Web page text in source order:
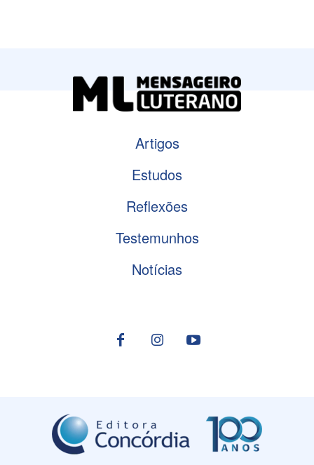
Artigos
Estudos
Reflexões
Testemunhos
Notícias